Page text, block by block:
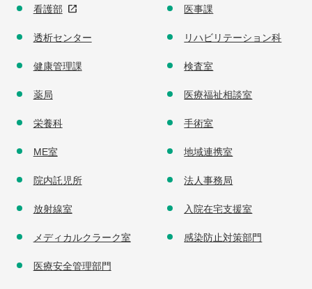
看護部 医事課
透析センター リハビリテーション科
健康管理課 検査室
薬局 医療福祉相談室
栄養科 手術室
ME室 地域連携室
院内託児所 法人事務局
放射線室 入院在宅支援室
メディカルクラーク室 感染防止対策部門
医療安全管理部門